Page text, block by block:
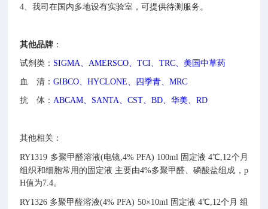
4、我司在国内多地设有实验室，可提供待测服务。
其他品牌 ：
试剂类： SIGMA、AMERSCO、TCI、TRC、美国中草药
血 清：GIBCO、HYCLONE、四季青、MRC
抗 体：ABCAM、SANTA、CST、BD、华美、RD
其他相关：
RY1319 多聚甲醛溶液(电镜,4% PFA) 100ml 固定液 4℃,12个月
组织和细胞常用的固定液 主要由4%多聚甲醛、磷酸盐组成，p
H值为7.4。
RY1326 多聚甲醛溶液(4% PFA) 50×10ml 固定液 4℃,12个月 组